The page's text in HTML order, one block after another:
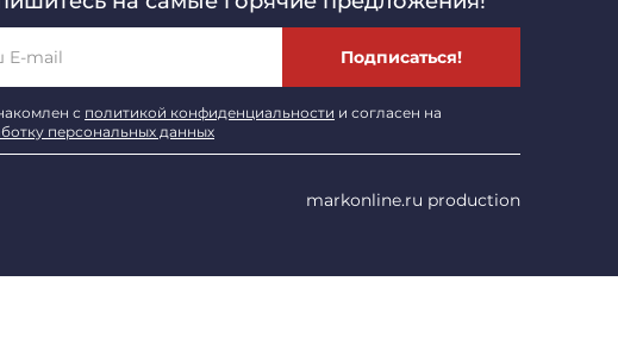
markonline.ru production
Подписаться!
с политикой конфиденциальности и согласен на
персональных данных